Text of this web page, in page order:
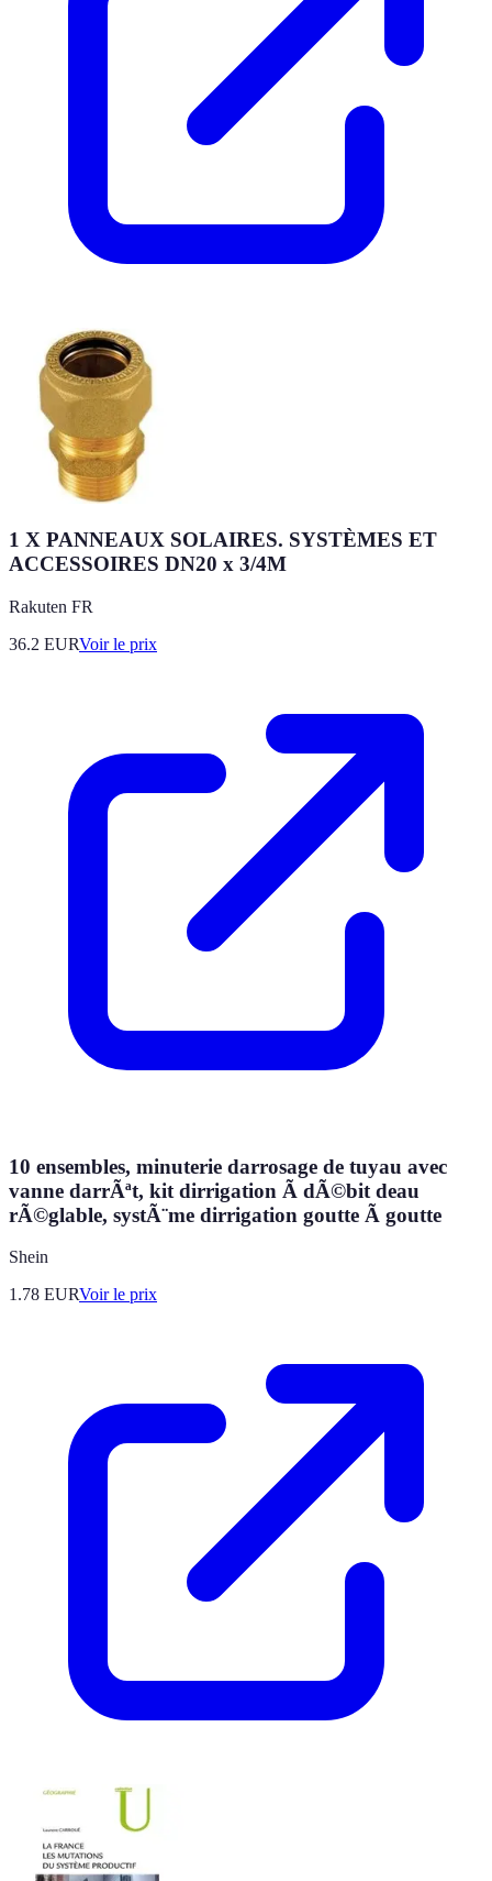
1 X PANNEAUX SOLAIRES. SYSTÈMES ET
ACCESSOIRES DN20 x 3/4M
Rakuten FR
36.2 EURVoir le prix
10 ensembles, minuterie darrosage de tuyau avec
vanne darrÃªt, kit dirrigation Ã dÃ©bit deau
rÃ©glable, systÃ¨me dirrigation goutte Ã goutte
Shein
1.78 EURVoir le prix